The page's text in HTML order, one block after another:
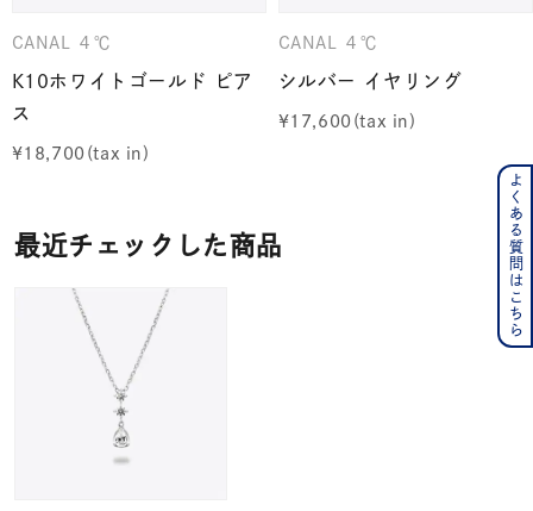
CANAL ４℃
K10ホワイトゴールド ピア
ス
¥18,700
CANAL ４℃
シルバー イヤリング
¥17,600
最近チェックした商品 よくある質問はこちら